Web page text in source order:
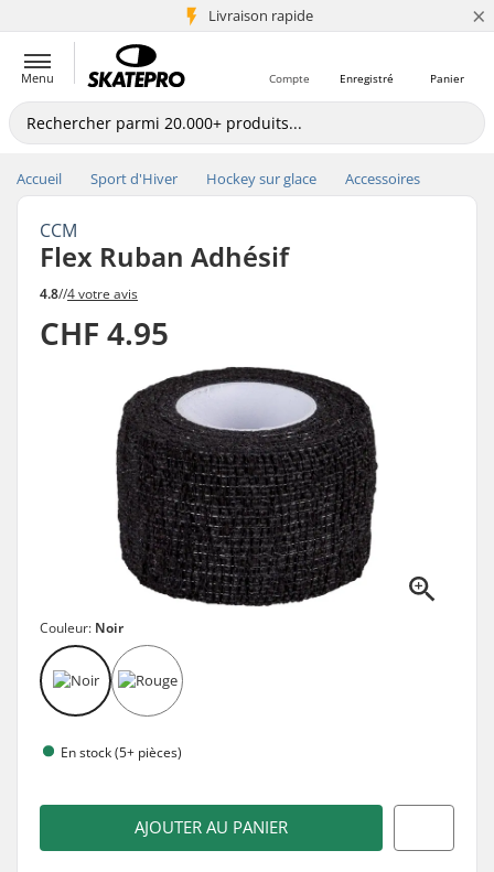
Livraison rapide
+5 mio de clients ×
Menu Panier
Enregistré
Compte
Accueil Sport d'Hiver Hockey sur glace Accessoires
CCM
Flex Ruban Adhésif
4.8//4 votre avis
CHF 4.95
Couleur: Noir
En stock (5+ pièces)
AJOUTER AU PANIER